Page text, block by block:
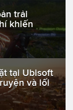
trải
khiến
tại Ubisoft
và lối